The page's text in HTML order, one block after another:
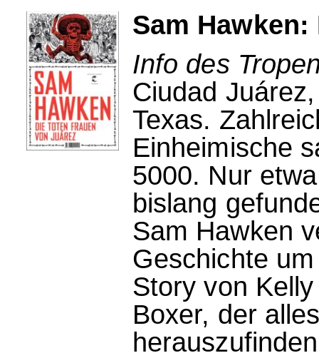
Sam
Info des
Ciudad
Texas.
Einheimische
5000. Nur
bislang
Sam Hawken
Geschichte
Story von
Boxer, der